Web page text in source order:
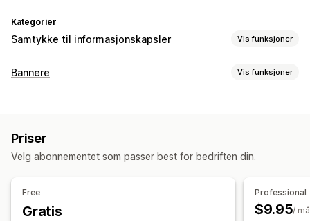
Kategorier
Samtykke til informasjonskapsler Vis funksjoner
Visningsalternativer
Språkregistrering
Headless-støtte
Personvernsamsvar
Tilgjengelighetssamsvar
Bannere Vis funksjoner
Samtykke av personvernforordningen
Priser
Velg abonnementet som passer best for bedriften din.
Free
Gratis
Professional
$9.95/